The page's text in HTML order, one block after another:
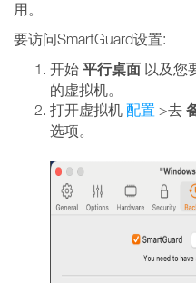
用。
要访问SmartGuard设置:
开始 平行桌面 以及您
的虚拟机。
打开虚拟机 配置 >去
选项。